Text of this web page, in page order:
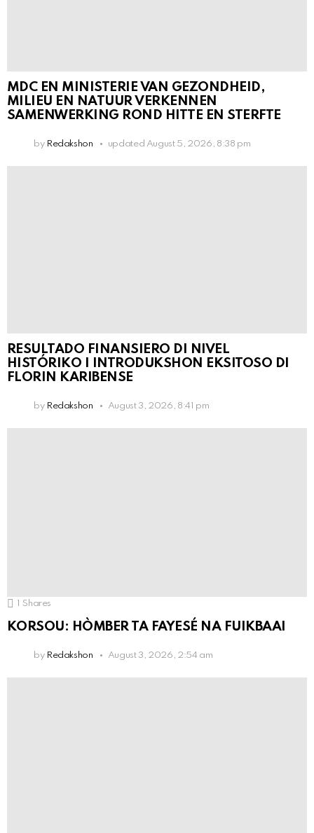
MDC EN MINISTERIE VAN GEZONDHEID,
MILIEU EN NATUUR VERKENNEN
SAMENWERKING ROND HITTE EN STERFTE
by Redakshon updated August 5, 2026, 8:38 pm
RESULTADO FINANSIERO DI NIVEL
HISTÓRIKO I INTRODUKSHON EKSITOSO DI
FLORIN KARIBENSE
by Redakshon August 3, 2026, 8:41 pm
Shares
KORSOU: HÒMBER TA FAYESÉ NA FUIKBAAI
by Redakshon August 3, 2026, 2:54 am